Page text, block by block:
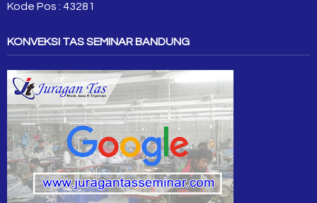
Kode Pos : 43281
KONVEKSI TAS SEMINAR BANDUNG